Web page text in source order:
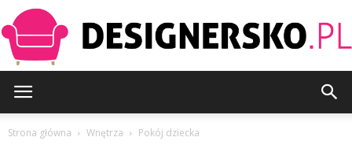
Strona główna Wnętrza Pokój dziecka